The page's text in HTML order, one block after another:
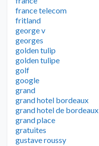
france telecom
fritland
george v
georges
golden tulip
golden tulipe
golf
google
grand
grand hotel bordeaux
grand hotel de bordeaux
grand place
gratuites
gustave roussy